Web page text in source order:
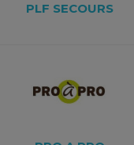
PLF SECOURS